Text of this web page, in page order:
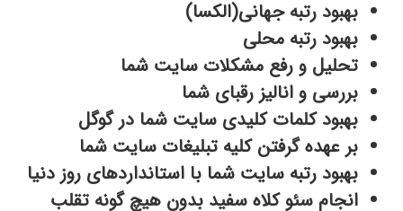
بهبود رتبه جهانی(الکسا)
بهبود رتبه محلی
تحلیل و رفع مشکلات سایت شما
بررسی و انالیز رقبای شما
بهبود کلمات کلیدی سایت شما در گوگل
بر عهده گرفتن کلیه تبلیغات سایت شما
بهبود رتبه سایت شما با استانداردهای روز دنیا
انجام سئو کلاه سفید بدون هیچ گونه تقلب